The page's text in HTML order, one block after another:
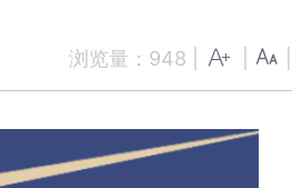
浏览量： 948